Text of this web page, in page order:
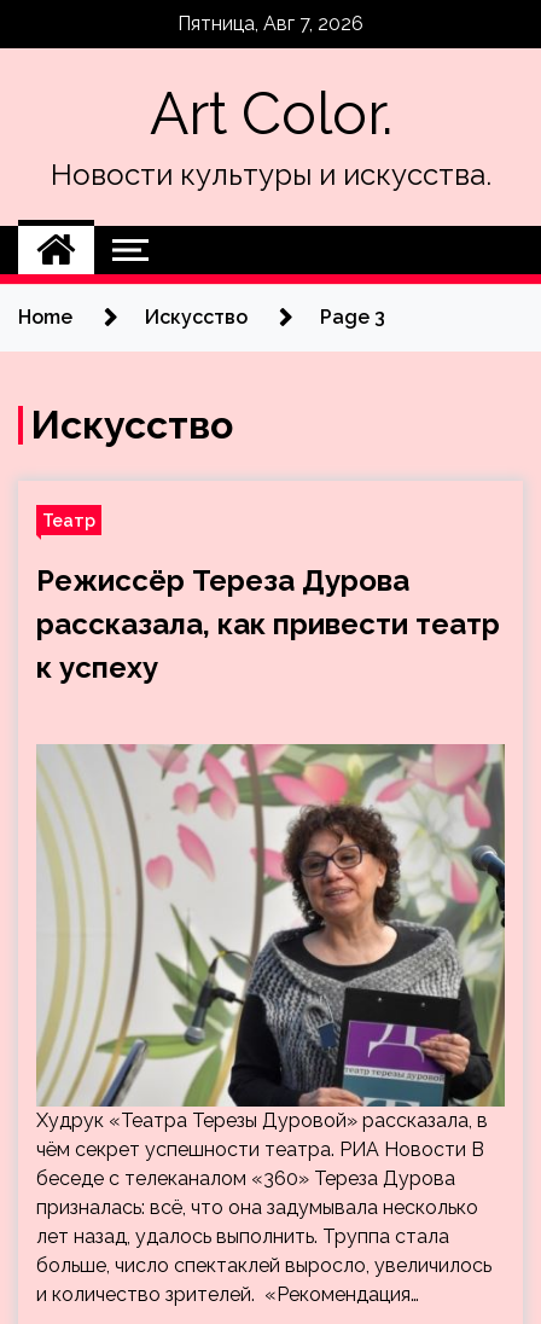
Пятница, Авг 7, 2026
Art Color.
Новости культуры и искусства.
Home Искусство Page 3
Искусство
Театр
Режиссёр Тереза Дурова
рассказала, как привести театр
к успеху
Худрук «Театра Терезы Дуровой» рассказала, в
чём секрет успешности театра. РИА Новости В
беседе с телеканалом «360» Тереза Дурова
призналась: всё, что она задумывала несколько
лет назад, удалось выполнить. Труппа стала
больше, число спектаклей выросло, увеличилось
и количество зрителей. «Рекомендация…